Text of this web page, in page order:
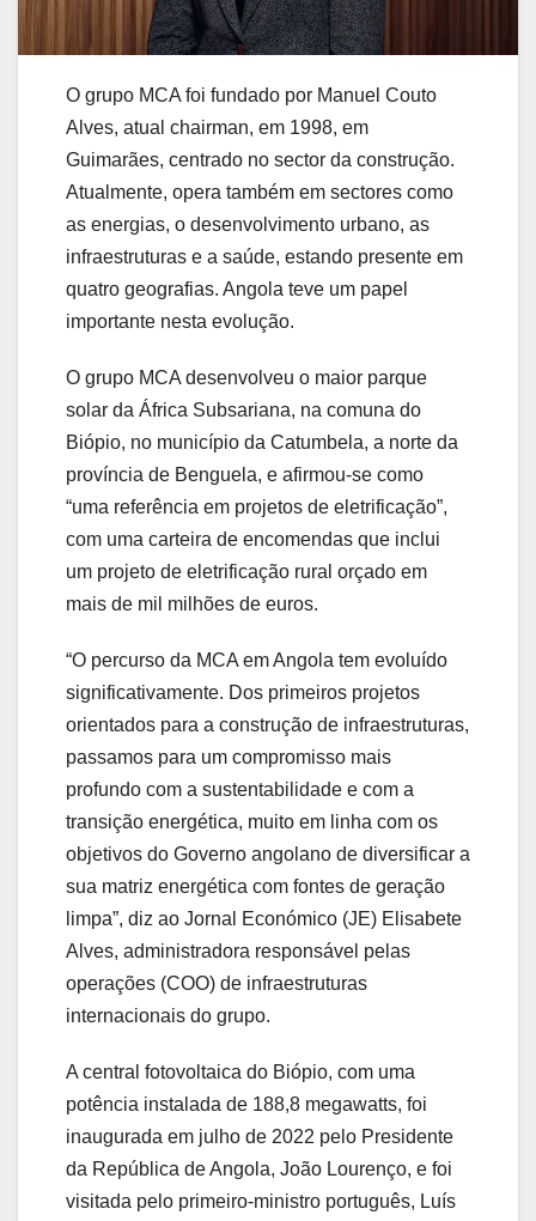
O grupo MCA foi fundado por Manuel Couto
Alves, atual chairman, em 1998, em
Guimarães, centrado no sector da construção.
Atualmente, opera também em sectores como
as energias, o desenvolvimento urbano, as
infraestruturas e a saúde, estando presente em
quatro geografias. Angola teve um papel
importante nesta evolução.
O grupo MCA desenvolveu o maior parque
solar da África Subsariana, na comuna do
Biópio, no município da Catumbela, a norte da
província de Benguela, e afirmou-se como
“uma referência em projetos de eletrificação”,
com uma carteira de encomendas que inclui
um projeto de eletrificação rural orçado em
mais de mil milhões de euros.
“O percurso da MCA em Angola tem evoluído
significativamente. Dos primeiros projetos
orientados para a construção de infraestruturas,
passamos para um compromisso mais
profundo com a sustentabilidade e com a
transição energética, muito em linha com os
objetivos do Governo angolano de diversificar a
sua matriz energética com fontes de geração
limpa”, diz ao Jornal Económico (JE) Elisabete
Alves, administradora responsável pelas
operações (COO) de infraestruturas
internacionais do grupo.
A central fotovoltaica do Biópio, com uma
potência instalada de 188,8 megawatts, foi
inaugurada em julho de 2022 pelo Presidente
da República de Angola, João Lourenço, e foi
visitada pelo primeiro-ministro português, Luís